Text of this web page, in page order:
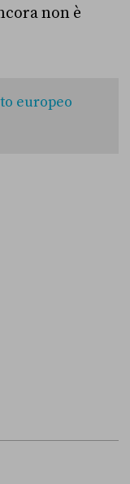
non è
europeo